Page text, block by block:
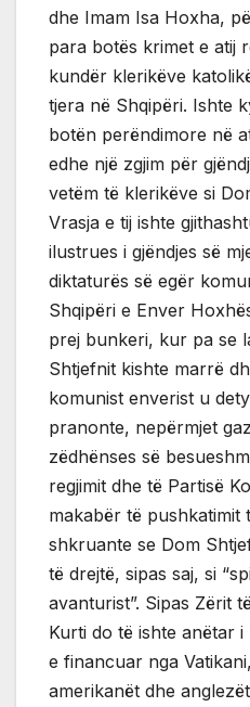
dhe Imam Isa Hoxha,
para botës krimet e atij
kundër klerikëve
tjera në Shqipëri. Ishte
botën perëndimore në
edhe një zgjim për
vetëm të klerikëve si
Vrasja e tij ishte
ilustrues i gjëndjes së
diktaturës së egër
Shqipëri e Enver
prej bunkeri, kur pa se
Shtjefnit kishte marrë
komunist enverist u
pranonte, nepërmjet
zëdhënses së
regjimit dhe të Partisë
makabër të pushkatimit
shkruante se Dom
të drejtë, sipas saj, si
avanturist”. Sipas Zërit
Kurti do të ishte anëtar i
e financuar nga
amerikanët dhe